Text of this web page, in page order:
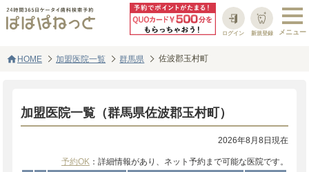
新規登録
ログイン
homeHOME 加盟医院一覧 群馬県 佐波郡玉村町
加盟医院一覧（群馬県佐波郡玉村町）
2026年8月8日現在
予約OK：詳細情報があり、ネット予約まで可能な医院です。